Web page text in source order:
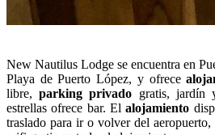
New Nautilus Lodge se encuentra en
Playa de Puerto López, y ofrece
libre,parking privado gratis, jardín
estrellas ofrece bar. Elalojamiento
traslado para ir o volver del aeropuerto,